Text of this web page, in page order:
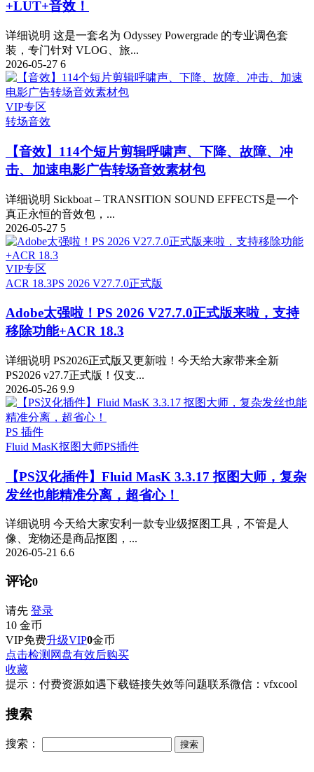
+LUT+音效！
详细说明 这是一套名为 Odyssey Powergrade 的专业调色套
装，专门针对 VLOG、旅...
2026-05-27 6
VIP专区
转场音效
【音效】114个短片剪辑呼啸声、下降、故障、冲
击、加速电影广告转场音效素材包
详细说明 Sickboat – TRANSITION SOUND EFFECTS是一个
真正永恒的音效包，...
2026-05-27 5
VIP专区
ACR 18.3PS 2026 V27.7.0正式版
Adobe太强啦！PS 2026 V27.7.0正式版来啦，支持
移除功能+ACR 18.3
详细说明 PS2026正式版又更新啦！今天给大家带来全新
PS2026 v27.7正式版！仅支...
2026-05-26 9.9
PS 插件
Fluid MasK抠图大师PS插件
【PS汉化插件】Fluid MasK 3.3.17 抠图大师，复杂
发丝也能精准分离，超省心！
详细说明 今天给大家安利一款专业级抠图工具，不管是人
像、宠物还是商品抠图，...
2026-05-21 6.6
评论0
请先 登录
10 金币
VIP免费升级VIP0金币
点击检测网盘有效后购买
收藏
提示：付费资源如遇下载链接失效等问题联系微信：vfxcool
搜索
搜索：